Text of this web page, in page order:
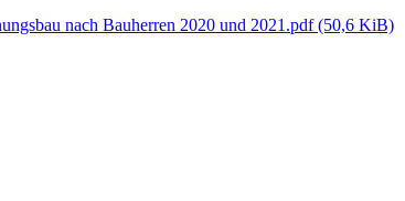
nach Bauherren 2020 und 2021.pdf(50,6 KiB)